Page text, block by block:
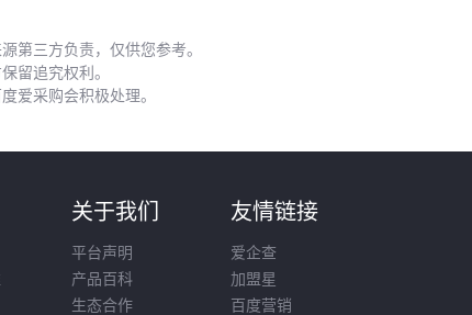
购8层电梯需要综合评估设备性能、建筑适配性和长期使用成
。如果是商用场景，
第三方负责，仅供您参考。
留追究权利。
爱采购会积极处理。
关于我们
平台声明
产品百科
生态合作
友情链接
爱企查
加盟星
百度营销